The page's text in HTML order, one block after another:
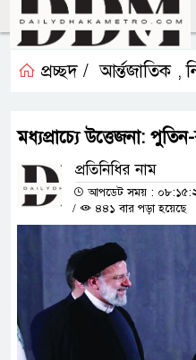
প্রচ্ছদ / আর্ন্তজাতিক ,
মধ্যপ্রাচ্যে উত্তেজনা:
প্রতিনিধির নাম
আপডেট সময় : ০৮:১৫:২৫
/
৪৪১ বার পড়া হয়েছে